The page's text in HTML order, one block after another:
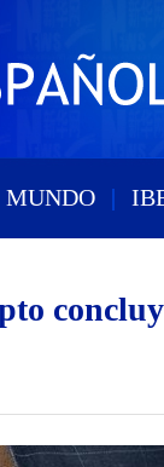
MUNDO |